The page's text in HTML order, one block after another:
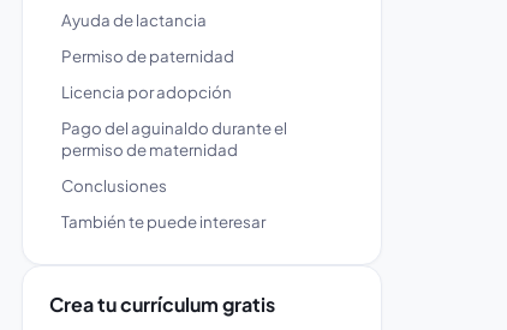
Ayuda de lactancia
Permiso de paternidad
Licencia por adopción
Pago del aguinaldo durante el
permiso de maternidad
Conclusiones
También te puede interesar
Crea tu currículum gratis